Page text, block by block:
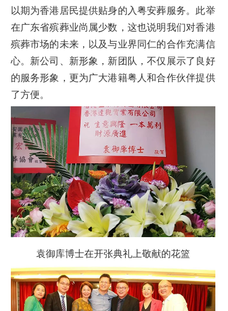
以期为香港居民提供贴身的入粤安葬服务。此举
在广东省殡葬业尚属少数，这也说明我们对香港
殡葬市场的未来，以及与业界同仁的合作充满信
心。新公司、新形象，新团队，不仅展示了良好
的服务形象，更为广大港籍粤人和合作伙伴提供
了方便。
袁御库博士在开张典礼上敬献的花篮